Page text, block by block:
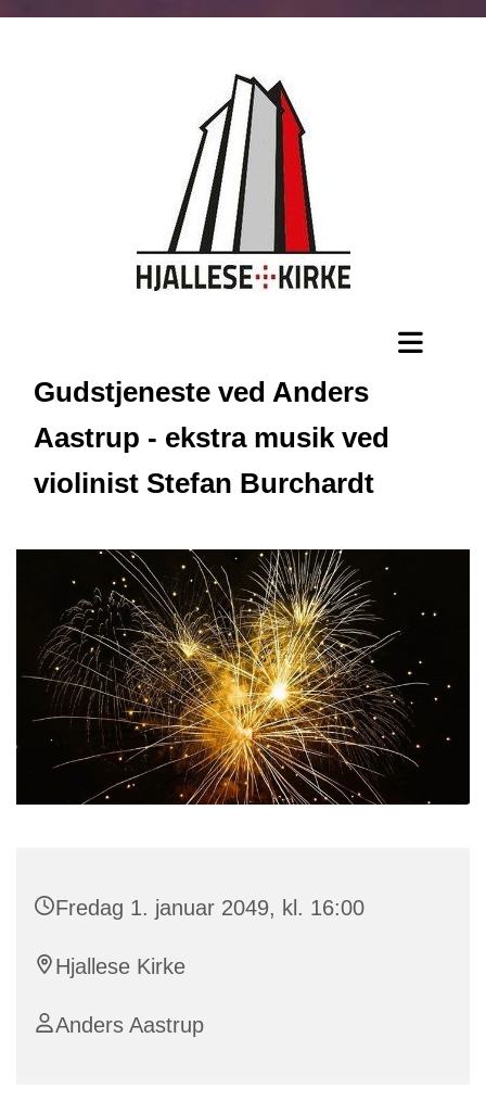
Gudstjeneste ved Anders
Aastrup - ekstra musik ved
violinist Stefan Burchardt
Fredag 1. januar 2049, kl. 16:00
Hjallese Kirke
Anders Aastrup